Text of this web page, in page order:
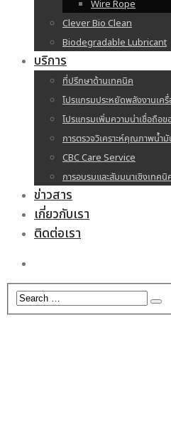
Wire Rope
Clever Bio Clean
Biodegradable Lubricant
บริการ
ที่ปรึกษาด้านเทคนิค
โปรแกรมประหยัดพลังงานเค
โปรแกรมเพิ่มความน่าเชื่อถือ
การตรวจวิเคราะห์คุณภาพน้ำ
CBC Care Service
การอบรมและสัมมนาเชิงเทคนิ
ข่าวสาร
เกี่ยวกับเรา
ติดต่อเรา